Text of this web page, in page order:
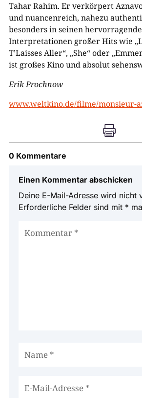
Tahar Rahim. Er verkörpert
und nuancenreich, nahezu
besonders in seinen
Interpretationen großer Hits wie
T’Laisses Aller“, „She“ oder
ist großes Kino und absolut
Erik Prochnow
www.weltkino.de/filme/monsieur-

0 Kommentare
Einen Kommentar abschicken
Deine E-Mail-Adresse wird nicht
Erforderliche Felder sind mit *